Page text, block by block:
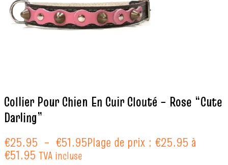
Collier Pour Chien En Cuir Clouté – Rose “Cute
Darling”
€25.95 – €51.95Plage de prix : €25.95 à
€51.95 TVA incluse